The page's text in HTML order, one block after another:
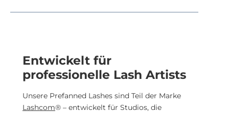
Entwickelt für
professionelle Lash Artists
Unsere Prefanned Lashes sind Teil der Marke
Lashcom® – entwickelt für Studios, die